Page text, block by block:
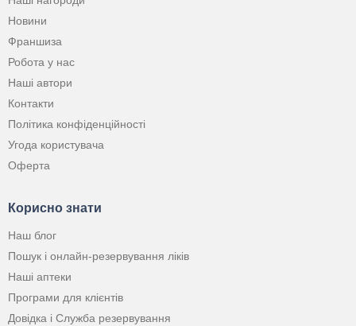
Новини
Франшиза
Робота у нас
Наші автори
Контакти
Політика конфіденційності
Угода користувача
Оферта
Корисно знати
Наш блог
Пошук і онлайн-резервування ліків
Наші аптеки
Програми для клієнтів
Довідка і Служба резервування